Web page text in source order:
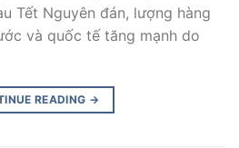
Tết Nguyên đán, lượng hàng
và quốc tế tăng mạnh do
READING →